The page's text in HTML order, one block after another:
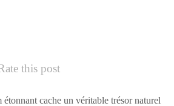
this post
étonnant cache un véritable trésor naturel